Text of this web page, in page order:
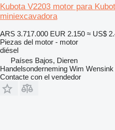
Kubota V2203 motor para
miniexcavadora
ARS 3.717.000 EUR 2.150 ≈ US$
Piezas del motor - motor
diésel
Países Bajos, Dieren
Handelsonderneming Wim
Contacte con el vendedor